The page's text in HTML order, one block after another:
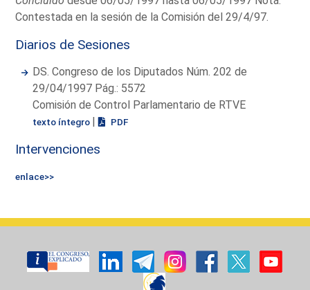
Contestada en la sesión de la Comisión del 29/4/97.
Diarios de Sesiones
DS. Congreso de los Diputados Núm. 202 de
29/04/1997 Pág.: 5572
Comisión de Control Parlamentario de RTVE
texto íntegro | PDF
Intervenciones
enlace>>